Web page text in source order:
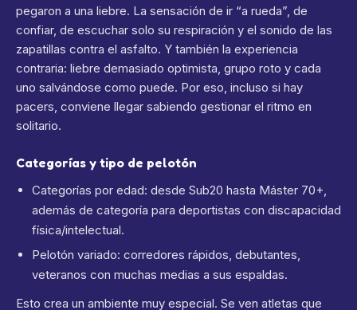
pegaron a una liebre. La sensación de ir “a rueda”, de
confiar, de escuchar solo su respiración y el sonido de las
zapatillas contra el asfalto. Y también la experiencia
contraria: liebre demasiado optimista, grupo roto y cada
uno salvándose como puede. Por eso, incluso si hay
pacers, conviene llegar sabiendo gestionar el ritmo en
solitario.
Categorías y tipo de pelotón
Categorías por edad: desde Sub20 hasta Máster 70+,
además de categoría para deportistas con discapacidad
física/intelectual.
Pelotón variado: corredores rápidos, debutantes,
veteranos con muchas medias a sus espaldas.
Esto crea un ambiente muy especial. Se ven atletas que